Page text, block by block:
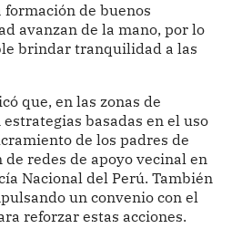
de buenos
avanzan de la mano, por lo
brindar tranquilidad a las
que, en las zonas de
basadas en el uso
de los padres de
redes de apoyo vecinal en
Nacional del Perú. También
un convenio con el
reforzar estas acciones.